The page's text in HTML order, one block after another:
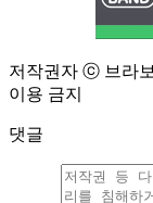
저작권자 ⓒ 브라
이용 금지
댓글